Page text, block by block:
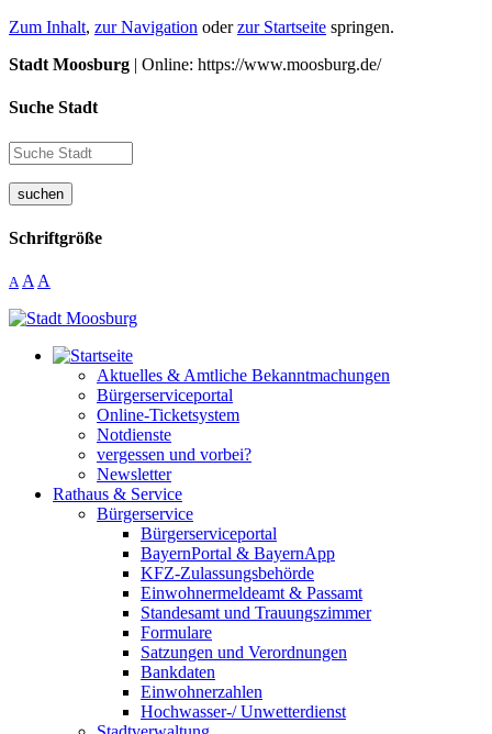
Zum Inhalt, zur Navigation oderzur Startseite springen.
Stadt Moosburg | Online: https://www.moosburg.de/
Suche Stadt
suchen
Schriftgröße
A A A
Aktuelles & Amtliche Bekanntmachungen
Bürgerserviceportal
Online-Ticketsystem
Notdienste
vergessen und vorbei?
Newsletter
Rathaus & Service
Bürgerservice
Bürgerserviceportal
BayernPortal & BayernApp
KFZ-Zulassungsbehörde
Einwohnermeldeamt & Passamt
Standesamt und Trauungszimmer
Formulare
Satzungen und Verordnungen
Bankdaten
Einwohnerzahlen
Hochwasser-/ Unwetterdienst